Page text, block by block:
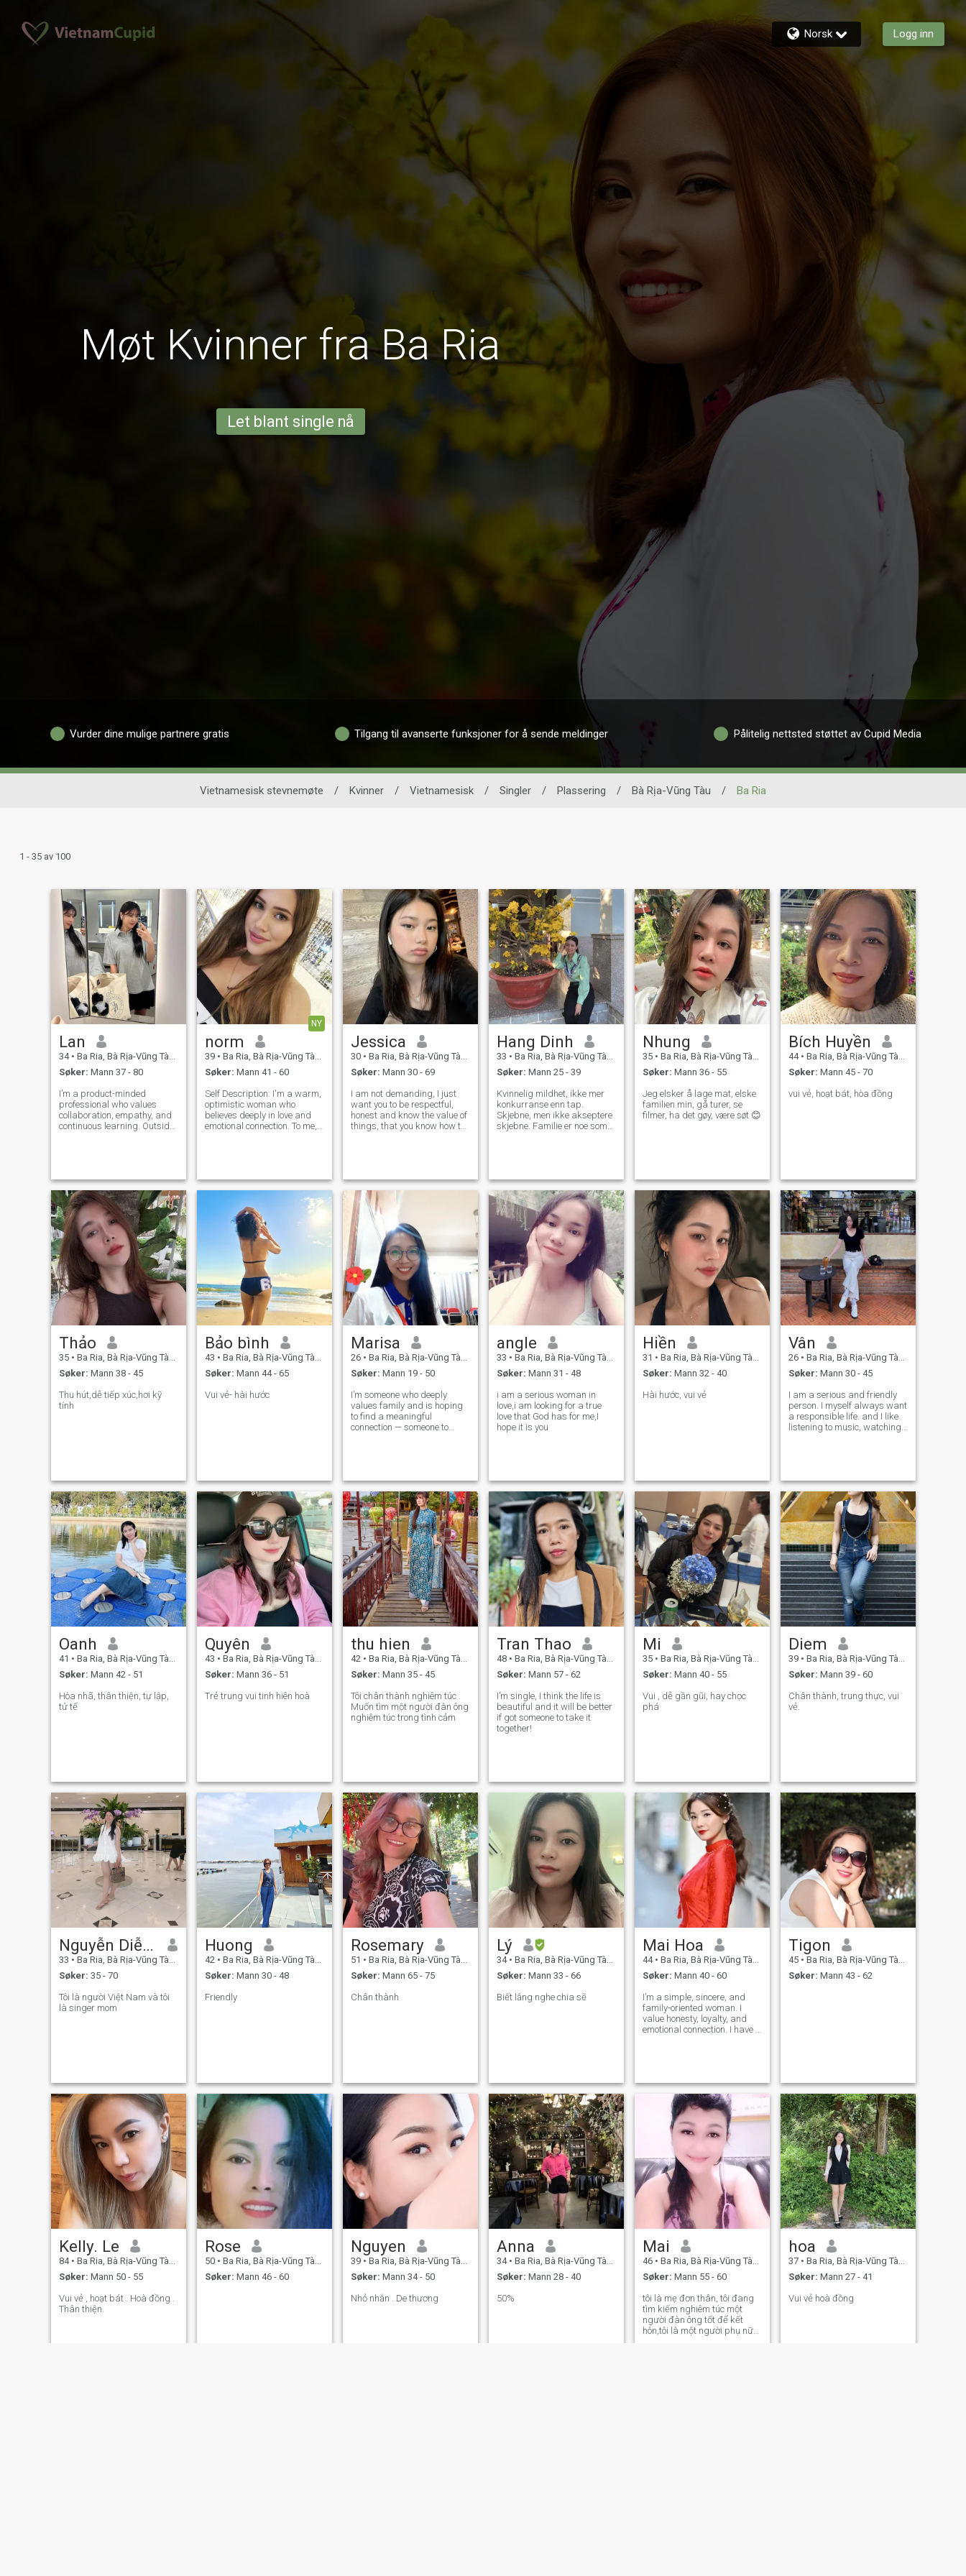
Norsk Logg inn
Møt Kvinner fra Ba Ria
Let blant single nå
Vurder dine mulige partnere gratis Tilgang til avanserte funksjoner for å sende meldinger Pålitelig nettsted støttet av Cupid Media
Vietnamesisk stevnemøte / Kvinner / Vietnamesisk / Singler / Plassering / Bà Rịa-Vũng Tàu / Ba Ria
1 - 35 av 100
Lan
34 • Ba Ria, Bà Rịa-Vũng Tàu, Vietnam
Søker: Mann 37 - 80
I’m a product-minded
professional who values
collaboration, empathy, and
continuous learning. Outside
NY
norm
39 • Ba Ria, Bà Rịa-Vũng Tàu, Vietnam
Søker: Mann 41 - 60
Self Description: I'm a warm,
optimistic woman who
believes deeply in love and
emotional connection. To me,
personality and a cu
Jessica
30 • Ba Ria, Bà Rịa-Vũng Tàu, Vietnam
Søker: Mann 30 - 69
I am not demanding, I just
want you to be respectful,
honest and know the value of
things, that you know how to
Hang Dinh
33 • Ba Ria, Bà Rịa-Vũng Tàu, Vietnam
Søker: Mann 25 - 39
Kvinnelig mildhet, ikke mer
konkurranse enn tap.
Skjebne, men ikke akseptere
skjebne. Familie er noe som
Nhung
35 • Ba Ria, Bà Rịa-Vũng Tàu, Vietnam
Søker: Mann 36 - 55
Jeg elsker å lage mat, elske
familien min, gå turer, se
filmer, ha det gøy, være søt 😊
Bích Huyền
44 • Ba Ria, Bà Rịa-Vũng Tàu, Vietnam
Søker: Mann 45 - 70
vui vẻ, hoạt bát, hòa đồng
Thảo
35 • Ba Ria, Bà Rịa-Vũng Tàu, Vietnam
Søker: Mann 38 - 45
Thu hút,dễ tiếp xúc,hơi kỹ
tính
Bảo bình
43 • Ba Ria, Bà Rịa-Vũng Tàu, Vietnam
Søker: Mann 44 - 65
Vui vẻ- hài hước
Marisa
26 • Ba Ria, Bà Rịa-Vũng Tàu, Vietnam
Søker: Mann 19 - 50
I’m someone who deeply
values family and is hoping
to find a meaningful
connection — someone to
angle
33 • Ba Ria, Bà Rịa-Vũng Tàu, Vietnam
Søker: Mann 31 - 48
i am a serious woman in
love,i am looking for a true
love that God has for me,I
hope it is you
Hiền
31 • Ba Ria, Bà Rịa-Vũng Tàu, Vietnam
Søker: Mann 32 - 40
Hài hước, vui vẻ
Vân
26 • Ba Ria, Bà Rịa-Vũng Tàu, Vietnam
Søker: Mann 30 - 45
I am a serious and friendly
person. I myself always want
a responsible life. and I like
listening to music, watching
want to learn and find a life
partn
Oanh
41 • Ba Ria, Bà Rịa-Vũng Tàu, Vietnam
Søker: Mann 42 - 51
Hòa nhã, thân thiện, tự lập,
tử tế
Quyên
43 • Ba Ria, Bà Rịa-Vũng Tàu, Vietnam
Søker: Mann 36 - 51
Trẻ trung vui tinh hiên hoà
thu hien
42 • Ba Ria, Bà Rịa-Vũng Tàu, Vietnam
Søker: Mann 35 - 45
Tôi chân thành nghiêm túc .
Muốn tìm một người đàn ông
nghiêm túc trong tình cảm
Tran Thao
48 • Ba Ria, Bà Rịa-Vũng Tàu, Vietnam
Søker: Mann 57 - 62
I’m single, I think the life is
beautiful and it will be better
if got someone to take it
together!
Mi
35 • Ba Ria, Bà Rịa-Vũng Tàu, Vietnam
Søker: Mann 40 - 55
Vui , dễ gần gũi, hay chọc
phá
Diem
39 • Ba Ria, Bà Rịa-Vũng Tàu, Vietnam
Søker: Mann 39 - 60
Chân thành, trung thực, vui
vẻ.
Nguyễn Diễm
33 • Ba Ria, Bà Rịa-Vũng Tàu, Vietnam
Søker: 35 - 70
Tôi là người Việt Nam và tôi
là singer mom
Huong
42 • Ba Ria, Bà Rịa-Vũng Tàu, Vietnam
Søker: Mann 30 - 48
Friendly
Rosemary
51 • Ba Ria, Bà Rịa-Vũng Tàu, Vietnam
Søker: Mann 65 - 75
Chân thành
Lý
34 • Ba Ria, Bà Rịa-Vũng Tàu, Vietnam
Søker: Mann 33 - 66
Biết lắng nghe chia sẽ
Mai Hoa
44 • Ba Ria, Bà Rịa-Vũng Tàu, Vietnam
Søker: Mann 40 - 60
I’m a simple, sincere, and
family-oriented woman. I
value honesty, loyalty, and
emotional connection. I have a
sharing everyday moments
Tigon
45 • Ba Ria, Bà Rịa-Vũng Tàu, Vietnam
Søker: Mann 43 - 62
Kelly. Le
84 • Ba Ria, Bà Rịa-Vũng Tàu, Vietnam
Søker: Mann 50 - 55
Vui vẻ , hoạt bát . Hoà đồng .
Thân thiện.
Rose
50 • Ba Ria, Bà Rịa-Vũng Tàu, Vietnam
Søker: Mann 46 - 60
Nguyen
39 • Ba Ria, Bà Rịa-Vũng Tàu, Vietnam
Søker: Mann 34 - 50
Nhỏ nhắn . De thương
Anna
34 • Ba Ria, Bà Rịa-Vũng Tàu, Vietnam
Søker: Mann 28 - 40
50%
Mai
46 • Ba Ria, Bà Rịa-Vũng Tàu, Vietnam
Søker: Mann 55 - 60
tôi là mẹ đơn thân, tôi đang
tìm kiếm nghiêm túc một
người đàn ông tốt để kết
hôn,tôi là một người phụ nữ
hoa
37 • Ba Ria, Bà Rịa-Vũng Tàu, Vietnam
Søker: Mann 27 - 41
Vui vẻ hoà đồng